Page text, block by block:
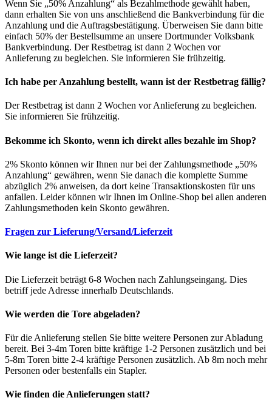
Wenn Sie „50% Anzahlung“ als Bezahlmethode gewählt haben,
dann erhalten Sie von uns anschließend die Bankverbindung für die
Anzahlung und die Auftragsbestätigung. Überweisen Sie dann bitte
einfach 50% der Bestellsumme an unsere Dortmunder Volksbank
Bankverbindung. Der Restbetrag ist dann 2 Wochen vor
Anlieferung zu begleichen. Sie informieren Sie frühzeitig.
Ich habe per Anzahlung bestellt, wann ist der Restbetrag fällig?
Der Restbetrag ist dann 2 Wochen vor Anlieferung zu begleichen.
Sie informieren Sie frühzeitig.
Bekomme ich Skonto, wenn ich direkt alles bezahle im Shop?
2% Skonto können wir Ihnen nur bei der Zahlungsmethode „50%
Anzahlung“ gewähren, wenn Sie danach die komplette Summe
abzüglich 2% anweisen, da dort keine Transaktionskosten für uns
anfallen. Leider können wir Ihnen im Online-Shop bei allen anderen
Zahlungsmethoden kein Skonto gewähren.
Fragen zur Lieferung/Versand/Lieferzeit
Wie lange ist die Lieferzeit?
Die Lieferzeit beträgt 6-8 Wochen nach Zahlungseingang. Dies
betriff jede Adresse innerhalb Deutschlands.
Wie werden die Tore abgeladen?
Für die Anlieferung stellen Sie bitte weitere Personen zur Abladung
bereit. Bei 3-4m Toren bitte kräftige 1-2 Personen zusätzlich und bei
5-8m Toren bitte 2-4 kräftige Personen zusätzlich. Ab 8m noch mehr
Personen oder bestenfalls ein Stapler.
Wie finden die Anlieferungen statt?